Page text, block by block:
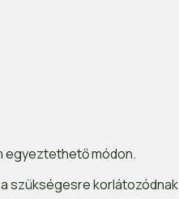
egyeztethető módon.
szükségesre korlátozódnak